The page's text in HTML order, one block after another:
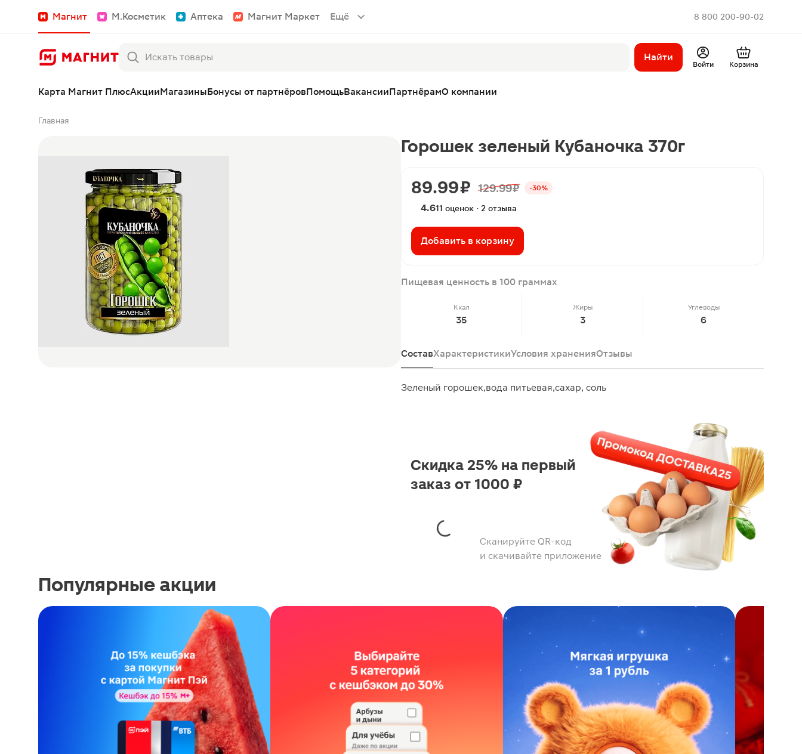
Магнит М.Косметик Аптека Магнит Маркет Ещё 8 800 200-90-02
Найти
Войти Корзина
Карта Магнит ПлюсАкцииМагазиныБонусы от партнёровПомощьВакансииПартнёрамО компании
Главная
Горошек зеленый Кубаночка 370г
89.99 ₽ 129.99 ₽ -30%
4.611 оценок · 2 отзыва
Добавить в корзину
Пищевая ценность в 100 граммах
Ккал
35
Жиры
3
Углеводы
6
СоставХарактеристикиУсловия храненияОтзывы
Зеленый горошек,вода питьевая,сахар, соль
Сканируйте QR-код
и скачивайте приложение
Скидка 25% на первый
заказ от 1000 ₽
Популярные акции